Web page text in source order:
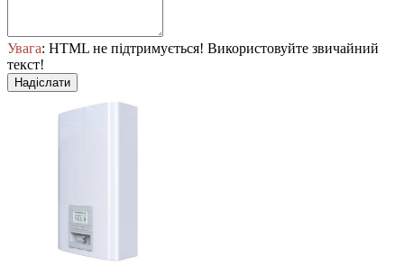
Увага: HTML не підтримується! Використовуйте звичайний
текст!
Надіслати